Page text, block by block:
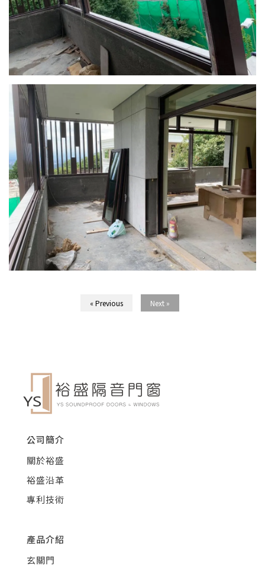
« Previous Next »
公司簡介
關於裕盛
裕盛沿革
專利技術
產品介紹
玄關門